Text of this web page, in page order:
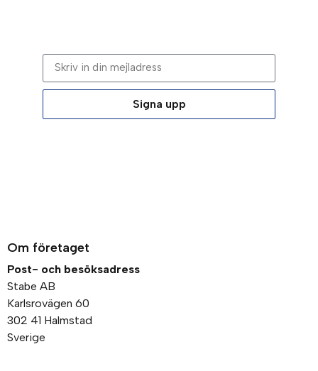
Signa upp
Om företaget
Post- och besöksadress
Stabe AB
Karlsrovägen 60
302 41 Halmstad
Sverige